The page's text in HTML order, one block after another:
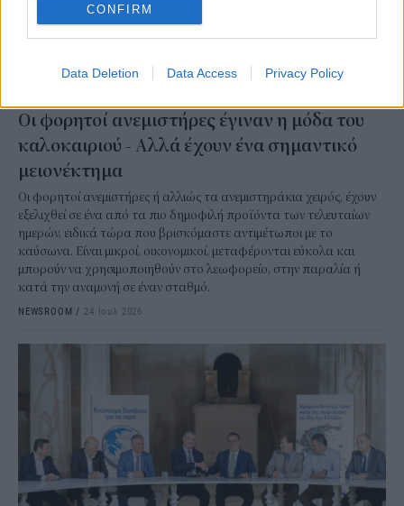
CONFIRM
Data Deletion Data Access Privacy Policy
Οι φορητοί ανεμιστήρες έγιναν η μόδα του
καλοκαιριού - Αλλά έχουν ένα σημαντικό
μειονέκτημα
Οι φορητοί ανεμιστήρες ή αλλιώς τα ανεμιστηράκια χειρός, έχουν
εξελιχθεί σε ένα από τα πιο δημοφιλή προϊόντα των τελευταίων
ημερών, ειδικά τώρα που βρισκόμαστε αντιμέτωποι με το
καύσωνα. Είναι μικροί, οικονομικοί, μεταφέρονται εύκολα και
μπορούν να χρησιμοποιηθούν στο λεωφορείο, στην παραλία ή
κατά την αναμονή σε έναν σταθμό.
NEWSROOM / 24 Ιουλ 2026